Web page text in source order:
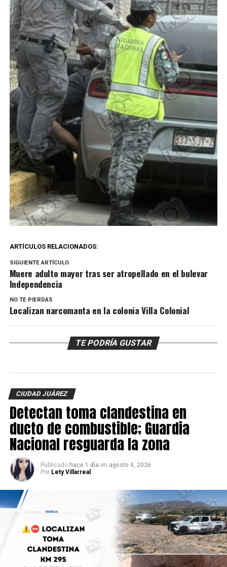
ARTÍCULOS RELACIONADOS:
SIGUIENTE ARTÍCULO
Muere adulto mayor tras ser atropellado en el bulevar
Independencia
NO TE PIERDAS
Localizan narcomanta en la colonia Villa Colonial
TE PODRÍA GUSTAR
CIUDAD JUÁREZ
Detectan toma clandestina en
ducto de combustible; Guardia
Nacional resguarda la zona
Publicado hace 1 día en agosto 4, 2026
Por Lety Villarreal